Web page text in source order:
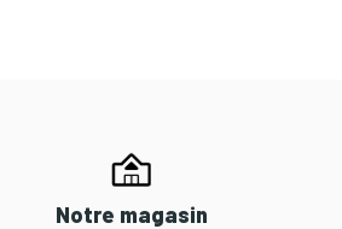
Notre magasin